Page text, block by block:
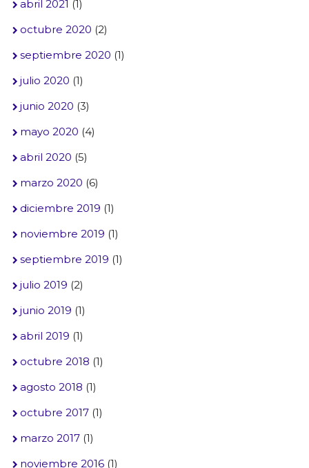
abril 2021 (1)
octubre 2020 (2)
septiembre 2020 (1)
julio 2020 (1)
junio 2020 (3)
mayo 2020 (4)
abril 2020 (5)
marzo 2020 (6)
diciembre 2019 (1)
noviembre 2019 (1)
septiembre 2019 (1)
julio 2019 (2)
junio 2019 (1)
abril 2019 (1)
octubre 2018 (1)
agosto 2018 (1)
octubre 2017(1)
marzo 2017(1)
noviembre 2016(1)